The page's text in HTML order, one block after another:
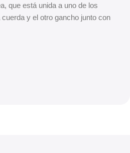
que está unida a uno de los
y el otro gancho junto con